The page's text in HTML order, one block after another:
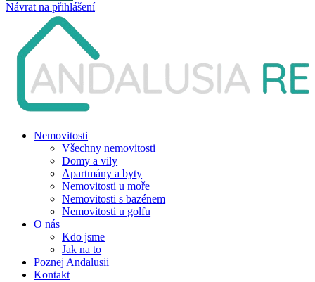
Návrat na přihlášení
Nemovitosti
Všechny nemovitosti
Domy a vily
Apartmány a byty
Nemovitosti u moře
Nemovitosti s bazénem
Nemovitosti u golfu
O nás
Kdo jsme
Jak na to
Poznej Andalusii
Kontakt